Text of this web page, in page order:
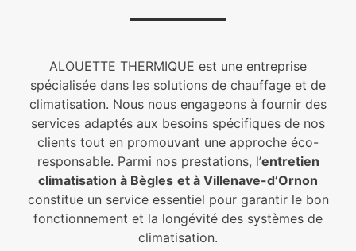
ALOUETTE THERMIQUE est une entreprise
spécialisée dans les solutions de chauffage et de
climatisation. Nous nous engageons à fournir des
services adaptés aux besoins spécifiques de nos
clients tout en promouvant une approche éco-
responsable. Parmi nos prestations, l’entretien
climatisation à Bègles et à Villenave-d’Ornon
constitue un service essentiel pour garantir le bon
fonctionnement et la longévité des systèmes de
climatisation.